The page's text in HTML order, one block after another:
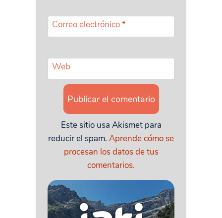
Correo electrónico*
Web
Este sitio usa Akismet para
reducir el spam. Aprende cómo se
procesan los datos de tus
comentarios.